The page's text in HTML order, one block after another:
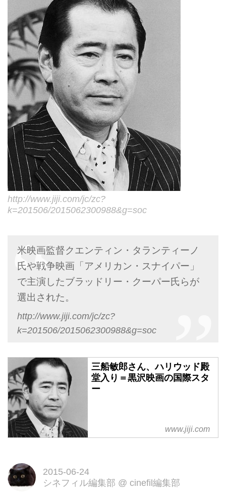
http://www.jiji.com/jc/zc?
k=201506/2015062300988&g=soc
米映画監督クエンティン・タランティーノ
氏や戦争映画「アメリカン・スナイパー」
で主演したブラッドリー・クーパー氏らが
選出された。
http://www.jiji.com/jc/zc?
k=201506/2015062300988&g=soc
三船敏郎さん、ハリウッド殿
堂入り＝黒沢映画の国際スタ
ー
（享年７７）が２２日、２０１６
www.jiji.com
2015-06-24
シネフィル編集部 @ cinefil編集部